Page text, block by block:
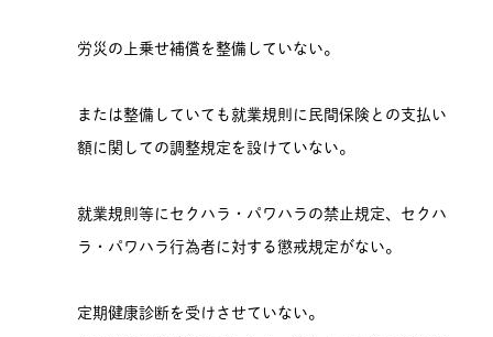
労災の上乗せ補償を整備していない。
または整備していても就業規則に民間保険との支払い
額に関しての調整規定を設けていない。
就業規則等にセクハラ・パワハラの禁止規定、セクハ
ラ・パワハラ行為者に対する懲戒規定がない。
定期健康診断を受けさせていない。